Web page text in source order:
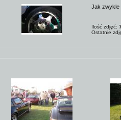
Jak zwykle
Ilość zdjęć:
Ostatnie